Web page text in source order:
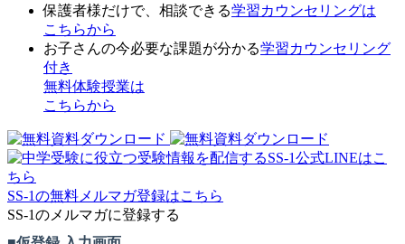
保護者様だけで、相談できる学習カウンセリングは
こちらから
お子さんの今必要な課題が分かる学習カウンセリング
付き
無料体験授業は
こちらから
SS-1の無料メルマガ登録はこちら
SS-1のメルマガに登録する